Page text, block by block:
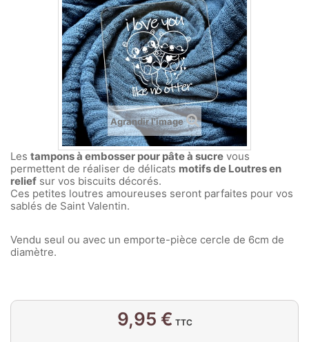
Agrandir l'image
Les tampons à embosser pour pâte à sucre vous
permettent de réaliser de délicats motifs de Loutres en
relief sur vos biscuits décorés.
Ces petites loutres amoureuses seront parfaites pour vos
sablés de Saint Valentin.
Vendu seul ou avec un emporte-pièce cercle de 6cm de
diamètre.
9,95 € TTC